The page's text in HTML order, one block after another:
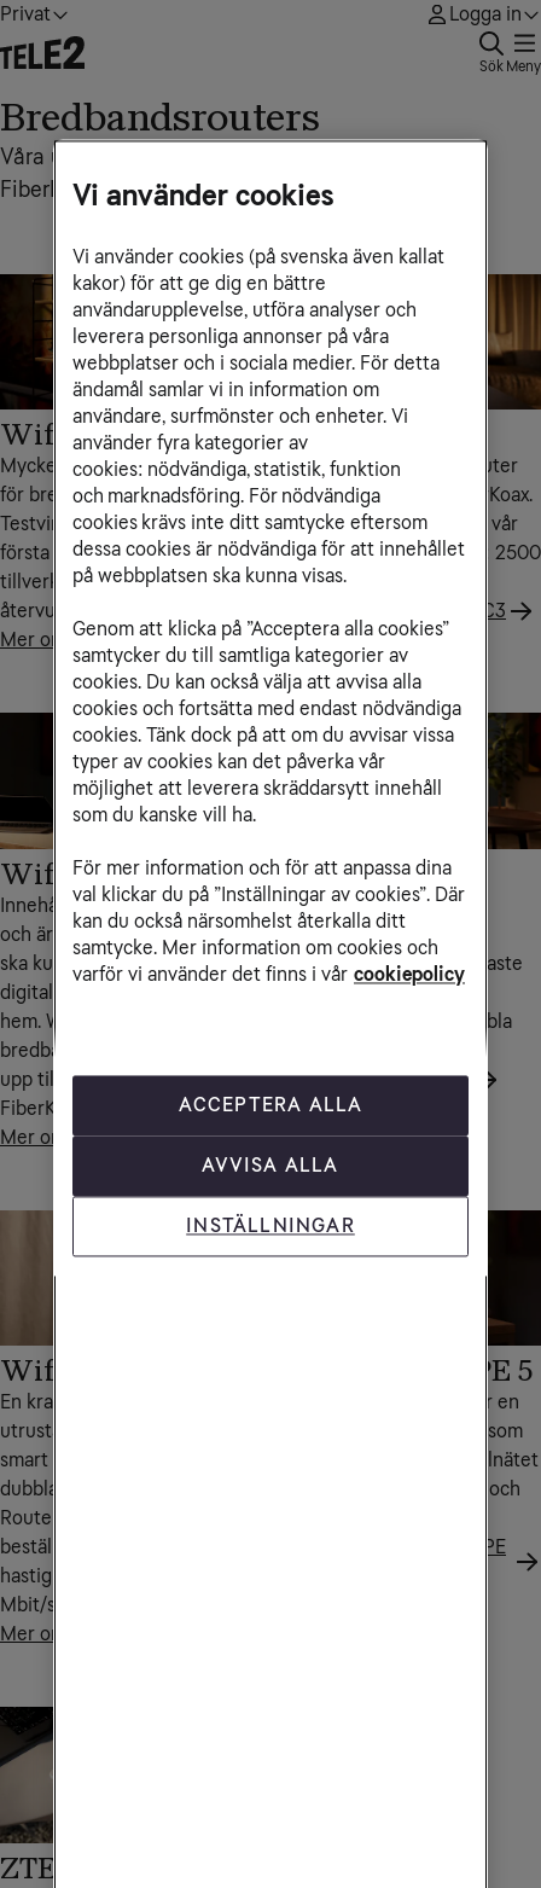
Privat Logga in
Sök Meny
Bredbandsrouters
Våra utrustningsalternativ för fast bredband via
FiberKoax, FiberLAN och Mobilt bredband via 5G
Wifi Hub C4
Mycket snabb wifi-router
för bredband via FiberKoax.
Testvinnande och Sveriges
första router med skalet
tillverkat helt av
återvunnen plast.
Mer om Wifi Hub C4
Wifi Hub C3
Mycket snabb wifi-router
för bredband via FiberKoax.
Speciellt anpassad för vår
allra högsta hastighet: 2500
Mbit/s.
Läs mer om Wifi Hub C3
Wifi Hub C2
Innehåller modern teknik
och är framtagen för att du
ska kunna utnyttja den
digitala kraften i hela ditt
hem. Wifi Hub C2 ingår i
bredband med hastigheter
upp till 500 Mbit/s i
FiberKoax.
Mer om Wifi Hub C2
Wifi Hub L3
En mycket snabb och
kraftfull wifi-router
utrustad med den senaste
Wifi 7-tekniken, smart
bandsteering och dubbla
Mer om Wifi Hub L3
Wifi Hub L2
En kraftfull wifi-router
utrustad med Wifi 6-teknik,
smart bandsteering och
dubbla frekvensband.
Routern ingår när du
beställer bredband med
hastighet upp till 500
Mbit/s med FiberLAN.
Mer om Wifi Hub L2
Huawei 5G CPE 5
Den här 5G-routern är en
kraftfull Wifi 6-router som
kopplas upp mot mobilnätet
med stöd för både 5G och
Mer om Huawei 5G CPE
ZTE U30 Air
Vi använder cookies
Vi använder cookies (på svenska även kallat
kakor) för att ge dig en bättre
användarupplevelse, utföra analyser och
leverera personliga annonser på våra
webbplatser och i sociala medier. För detta
ändamål samlar vi in information om
användare, surfmönster och enheter. Vi
använder fyra kategorier av
cookies: nödvändiga, statistik, funktion
och marknadsföring. För nödvändiga
cookies krävs inte ditt samtycke eftersom
dessa cookies är nödvändiga för att innehållet
på webbplatsen ska kunna visas.
Genom att klicka på ”Acceptera alla cookies”
samtycker du till samtliga kategorier av
cookies. Du kan också välja att avvisa alla
cookies och fortsätta med endast nödvändiga
cookies. Tänk dock på att om du avvisar vissa
typer av cookies kan det påverka vår
möjlighet att leverera skräddarsytt innehåll
som du kanske vill ha.
För mer information och för att anpassa dina
val klickar du på ”Inställningar av cookies”. Där
kan du också närsomhelst återkalla ditt
samtycke. Mer information om cookies och
varför vi använder det finns i vår cookiepolicy
ACCEPTERA ALLA
AVVISA ALLA
INSTÄLLNINGAR